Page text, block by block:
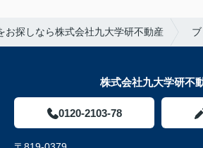
お探しなら株式会社九大学研不動産
株式会社九大学研不
0120-2103-78